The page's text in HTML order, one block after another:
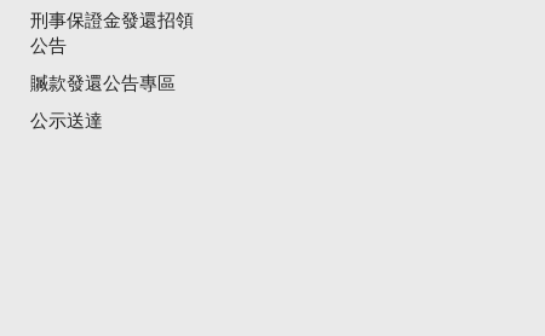
刑事保證金發還招領
公告
贓款發還公告專區
公示送達